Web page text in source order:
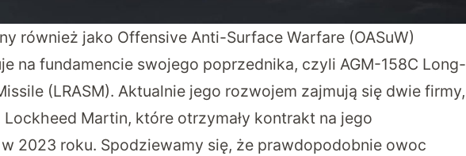
również jako Offensive Anti-Surface Warfare (OASuW)
na fundamencie swojego poprzednika, czyli AGM-158C Long-
(LRASM). Aktualnie jego rozwojem zajmują się dwie firmy,
Martin, które otrzymały kontrakt na jego
2023 roku. Spodziewamy się, że prawdopodobnie owoc